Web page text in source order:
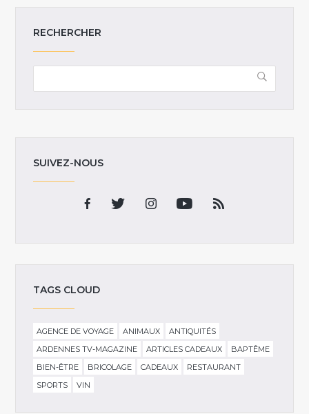
RECHERCHER
SUIVEZ-NOUS
TAGS CLOUD
AGENCE DE VOYAGE ANIMAUX
ANTIQUITÉS
ARDENNES TV-MAGAZINE
ARTICLES CADEAUX
BAPTÊME
BIEN-ÊTRE
BRICOLAGE CADEAUX
RESTAURANT
SPORTS
VIN